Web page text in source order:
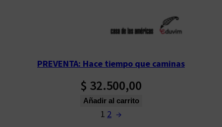
PREVENTA: Hace tiempo que caminas
$ 32.500,00
Añadir al carrito
1 2 →